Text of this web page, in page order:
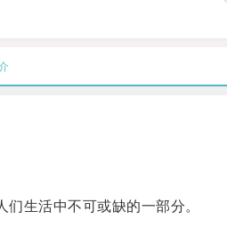
生活中不可或缺的一部分。